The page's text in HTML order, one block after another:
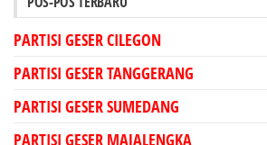
PARTISI GESER CILEGON
PARTISI GESER TANGGERANG
PARTISI GESER SUMEDANG
PARTISI GESER MAJALENGKA